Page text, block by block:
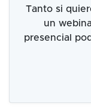
Tanto si
un
presencial